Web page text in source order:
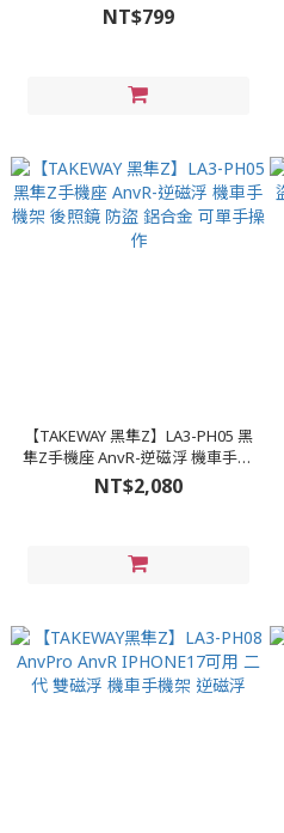
NT$799
【TAKEWAY 黑隼Z】LA3-PH05 黑
隼Z手機座 AnvR-逆磁浮 機車手機
架 後照鏡 防盜 鋁合金 可單手操作
NT$2,080